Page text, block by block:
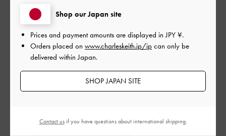
かわいい！
ちょうどいいサイズ感です！
サイズ: その他（シューズ以外） |カラー: ホワイト系
Shop our Japan site
Prices and payment amounts are displayed inJPY ¥.
Orders placed on www.charleskeith.jp/jp can only be
delivered within Japan.
SHOP JAPAN SITE
Contact usif you have questions about international shipping.